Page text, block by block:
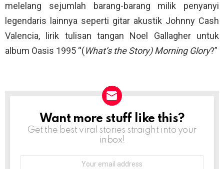
melelang sejumlah barang-barang milik penyanyi
legendaris lainnya seperti gitar akustik Johnny Cash
Valencia, lirik tulisan tangan Noel Gallagher untuk
album Oasis 1995 “(What’s the Story) Morning Glory?”
NEWSLETTER
Want more stuff like this?
Get the best viral stories straight into your
inbox!